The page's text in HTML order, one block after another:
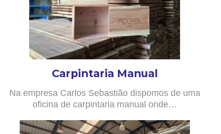
Carpintaria Manual
Na empresa Carlos Sebastião dispomos de uma
oficina de carpintaria manual onde…